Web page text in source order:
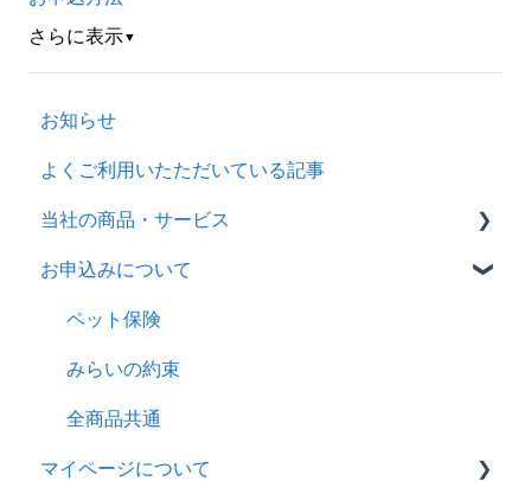
さらに表示▼
お知らせ
よくご利用いたただいている記事
当社の商品・サービス
商品概要ページ
パンフレット
重要事項説明書・約款
マイページ
お申込みについて
ペット保険
みらいの約束
全商品共通
マイページについて